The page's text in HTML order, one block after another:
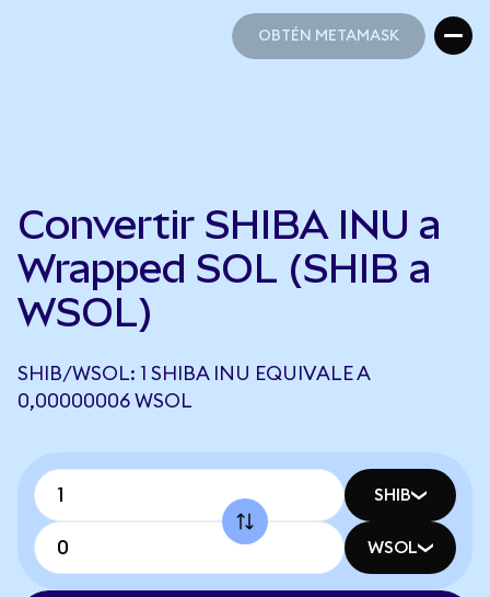
OBTÉN METAMASK
Convertir SHIBA INU a
Wrapped SOL (SHIB a
WSOL)
SHIB/WSOL: 1 SHIBA INU EQUIVALE A
0,00000006 WSOL
SHIB
WSOL